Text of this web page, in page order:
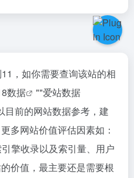
，如你需要查询该站的相
数据 ""爱站数据
目前的网站数据参考，建
多网站价值评估因素如：
擎收录以及索引量、用户
价值，最主要还是需要根